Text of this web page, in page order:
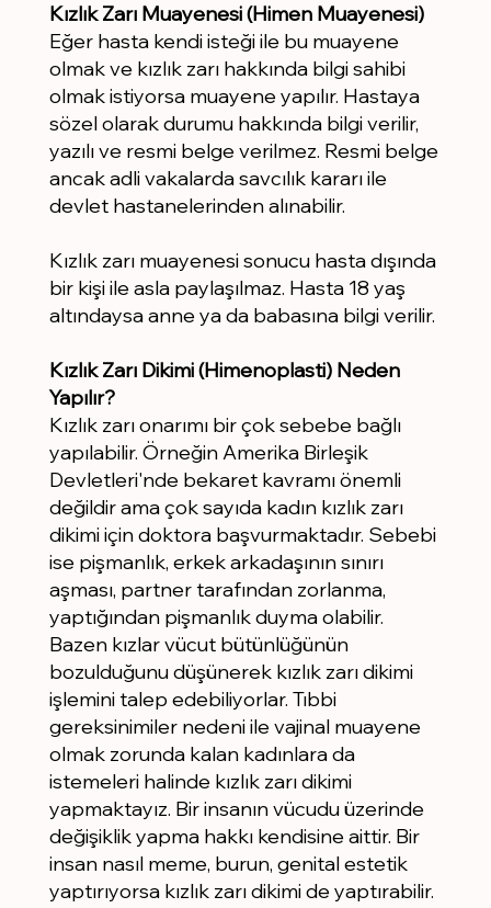
Kızlık Zarı Muayenesi (Himen Muayenesi)
Eğer hasta kendi isteği ile bu muayene
olmak ve kızlık zarı hakkında bilgi sahibi
olmak istiyorsa muayene yapılır. Hastaya
sözel olarak durumu hakkında bilgi verilir,
yazılı ve resmi belge verilmez. Resmi belge
ancak adli vakalarda savcılık kararı ile
devlet hastanelerinden alınabilir.
Kızlık zarı muayenesi sonucu hasta dışında
bir kişi ile asla paylaşılmaz. Hasta 18 yaş
altındaysa anne ya da babasına bilgi verilir.
Kızlık Zarı Dikimi (Himenoplasti) Neden
Yapılır?
Kızlık zarı onarımı bir çok sebebe bağlı
yapılabilir. Örneğin Amerika Birleşik
Devletleri'nde bekaret kavramı önemli
değildir ama çok sayıda kadın kızlık zarı
dikimi için doktora başvurmaktadır. Sebebi
ise pişmanlık, erkek arkadaşının sınırı
aşması, partner tarafından zorlanma,
yaptığından pişmanlık duyma olabilir.
Bazen kızlar vücut bütünlüğünün
bozulduğunu düşünerek kızlık zarı dikimi
işlemini talep edebiliyorlar. Tıbbi
gereksinimiler nedeni ile vajinal muayene
olmak zorunda kalan kadınlara da
istemeleri halinde kızlık zarı dikimi
yapmaktayız. Bir insanın vücudu üzerinde
değişiklik yapma hakkı kendisine aittir. Bir
insan nasıl meme, burun, genital estetik
yaptırıyorsa kızlık zarı dikimi de yaptırabilir.